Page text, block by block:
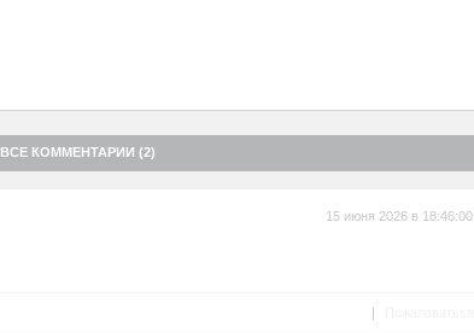
ВСЕ КОММЕНТАРИИ (2)
15 июня 2026 в 18:46:00
|